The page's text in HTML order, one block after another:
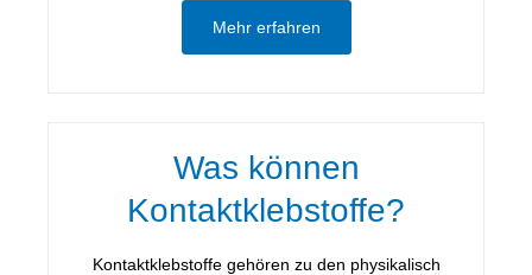
Mehr erfahren
Was können
Kontaktklebstoffe?
Kontaktklebstoffe gehören zu den physikalisch